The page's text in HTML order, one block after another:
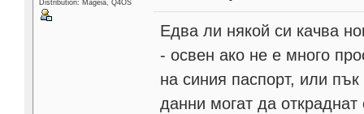
Distribution: Mageia, Q4OS
Едва ли някой си качва
- освен ако не е много
на синия паспорт, или пък
данни могат да